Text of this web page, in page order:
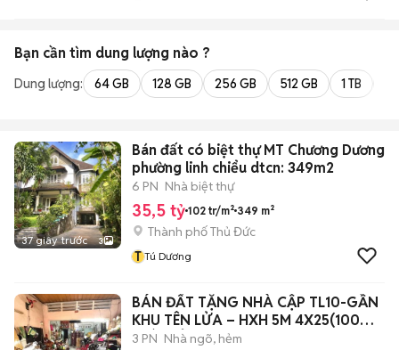
Bạn cần tìm dung lượng nào ?
Dung lượng: 64 GB 128 GB 256 GB 512 GB 1 TB
37 giây trước 3
Bán đất có biệt thự MT Chương Dương
phường linh chiểu dtcn: 349m2
6 PN Nhà biệt thự
35,5 tỷ 102 tr/m² 349 m²
Thành phố Thủ Đức
T Tú Dương
BÁN ĐẤT TẶNG NHÀ CẬP TL10-GẦN
KHU TÊN LỬA – HXH 5M 4X25(100M²)
GIÁ CHỈ
3 PN Nhà ngõ, hẻm